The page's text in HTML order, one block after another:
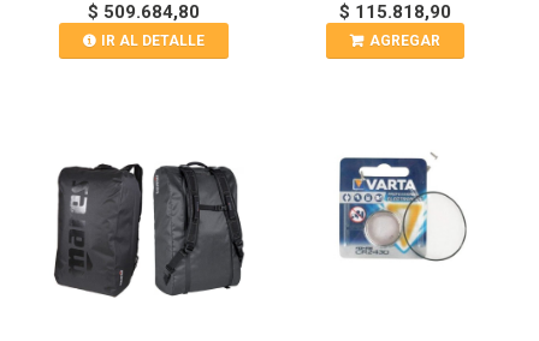
$ 509.684,80
IR AL DETALLE
$ 115.818,90
AGREGAR